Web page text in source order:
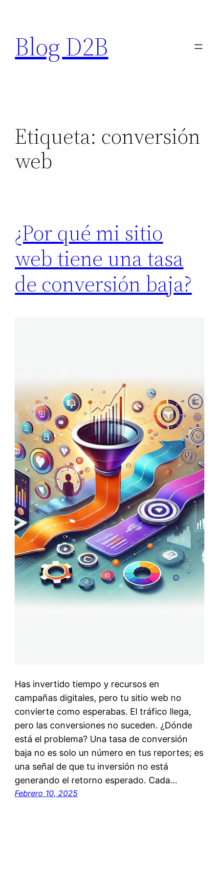
contenido
Blog D2B
Etiqueta: conversión
web
¿Por qué mi sitio
web tiene una tasa
de conversión baja?
Has invertido tiempo y recursos en
campañas digitales, pero tu sitio web no
convierte como esperabas. El tráfico llega,
pero las conversiones no suceden. ¿Dónde
está el problema? Una tasa de conversión
baja no es solo un número en tus reportes; es
una señal de que tu inversión no está
generando el retorno esperado. Cada…
Febrero 10, 2025